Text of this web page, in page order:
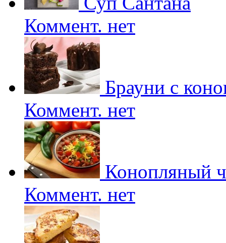
Коммент. нет
Брауни с
Коммент. нет
Конопляный
Коммент. нет